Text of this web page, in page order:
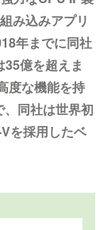
み込みアプリ
年までに同社
億を超えま
度な機能を持
同社は世界初
を採用したベ